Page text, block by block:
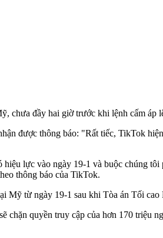
chưa đầy hai giờ trước khi lệnh cấm áp
được thông báo: "Rất tiếc, TikTok
lực vào ngày 19-1 và buộc chúng
thông báo của TikTok.
Mỹ từ ngày 19-1 sau khi Tòa án Tối
chặn quyền truy cập của hơn 170